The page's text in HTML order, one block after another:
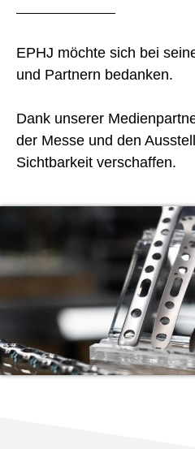
EPHJ möchte sich bei
und Partnern bedanken.
Dank unserer
der Messe und den
Sichtbarkeit verschaffen.